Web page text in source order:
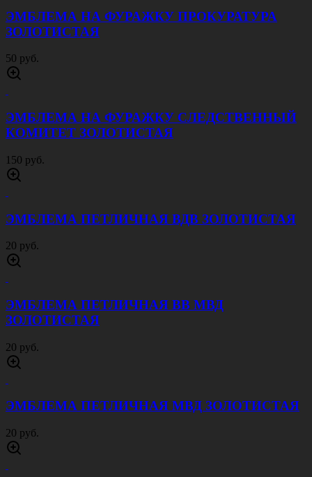
ЭМБЛЕМА НА ФУРАЖКУ ПРОКУРАТУРА
ЗОЛОТИСТАЯ
50 руб.
ЭМБЛЕМА НА ФУРАЖКУ СЛЕДСТВЕННЫЙ
КОМИТЕТ ЗОЛОТИСТАЯ
150 руб.
ЭМБЛЕМА ПЕТЛИЧНАЯ ВДВ ЗОЛОТИСТАЯ
20 руб.
ЭМБЛЕМА ПЕТЛИЧНАЯ ВВ МВД
ЗОЛОТИСТАЯ
20 руб.
ЭМБЛЕМА ПЕТЛИЧНАЯ МВД ЗОЛОТИСТАЯ
20 руб.